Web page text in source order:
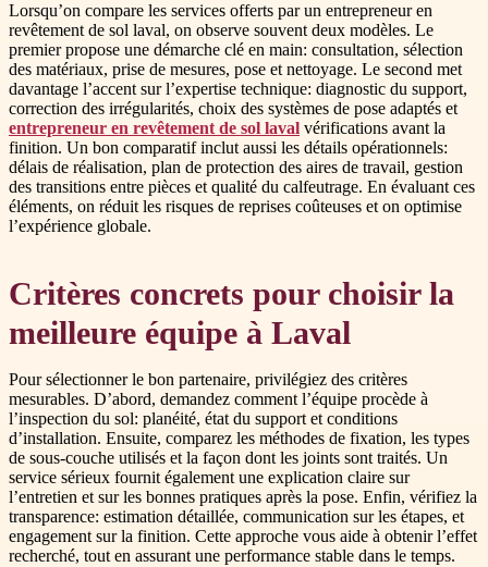
Lorsqu’on compare les services offerts par un entrepreneur en
revêtement de sol laval, on observe souvent deux modèles. Le
premier propose une démarche clé en main: consultation, sélection
des matériaux, prise de mesures, pose et nettoyage. Le second met
davantage l’accent sur l’expertise technique: diagnostic du support,
correction des irrégularités, choix des systèmes de pose adaptés et
entrepreneur en revêtement de sol laval vérifications avant la
finition. Un bon comparatif inclut aussi les détails opérationnels:
délais de réalisation, plan de protection des aires de travail, gestion
des transitions entre pièces et qualité du calfeutrage. En évaluant ces
éléments, on réduit les risques de reprises coûteuses et on optimise
l’expérience globale.
Critères concrets pour choisir la
meilleure équipe à Laval
Pour sélectionner le bon partenaire, privilégiez des critères
mesurables. D’abord, demandez comment l’équipe procède à
l’inspection du sol: planéité, état du support et conditions
d’installation. Ensuite, comparez les méthodes de fixation, les types
de sous-couche utilisés et la façon dont les joints sont traités. Un
service sérieux fournit également une explication claire sur
l’entretien et sur les bonnes pratiques après la pose. Enfin, vérifiez la
transparence: estimation détaillée, communication sur les étapes, et
engagement sur la finition. Cette approche vous aide à obtenir l’effet
recherché, tout en assurant une performance stable dans le temps.